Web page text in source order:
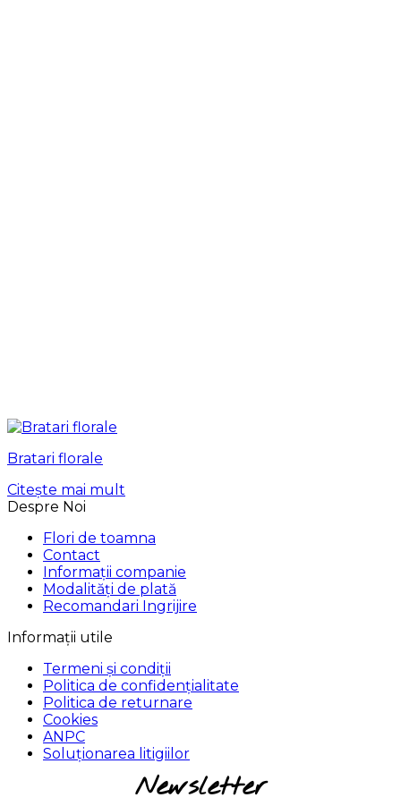
Bratari florale
Citește mai mult
Despre Noi
Flori de toamna
Contact
Informații companie
Modalități de plată
Recomandari Ingrijire
Informații utile
Termeni și condiții
Politica de confidențialitate
Politica de returnare
Cookies
ANPC
Soluționarea litigiilor
Newsletter